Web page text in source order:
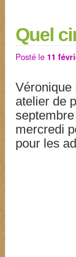
Quel
Posté le 11
Véronique
atelier de
mercredi
pour les